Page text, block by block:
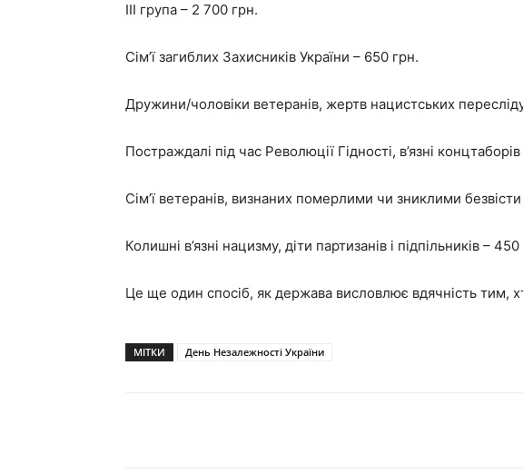
ІІІ група – 2 700 грн.
Сім’ї загиблих Захисників України – 650 грн.
Дружини/чоловіки ветеранів, жертв нацистських
Постраждалі під час Революції Гідності, в’язні
Сім’ї ветеранів, визнаних померлими чи зниклими
Колишні в’язні нацизму, діти партизанів і підпільників –
Це ще один спосіб, як держава висловлює вдячність тим,
МІТКИ День Незалежності України